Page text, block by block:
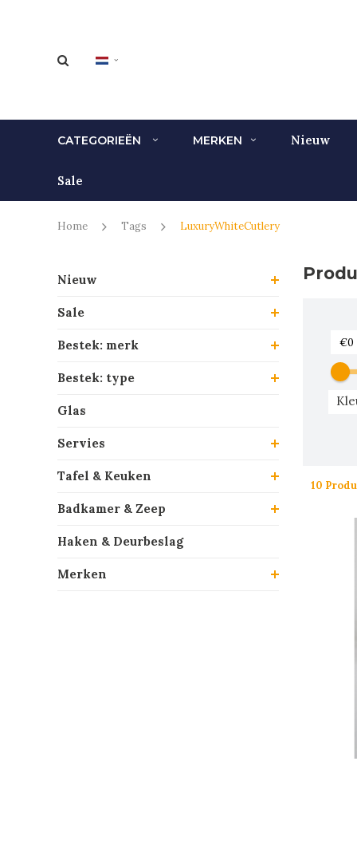
CATEGORIEËN MERKEN Nieuw
Sale
Home Tags LuxuryWhiteCutlery
Nieuw
Sale
Bestek: merk
Bestek: type
Glas
Servies
Tafel & Keuken
Badkamer & Zeep
Haken & Deurbeslag
Merken
10